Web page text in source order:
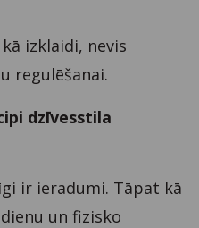
izklaidi, nevis
regulēšanai.
dzīvesstila
ir ieradumi. Tāpat kā
un fizisko